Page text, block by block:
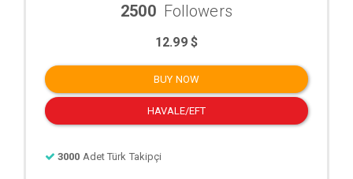
2500 Followers
12.99 $
BUY NOW
HAVALE/EFT
3000 Adet Türk Takipçi